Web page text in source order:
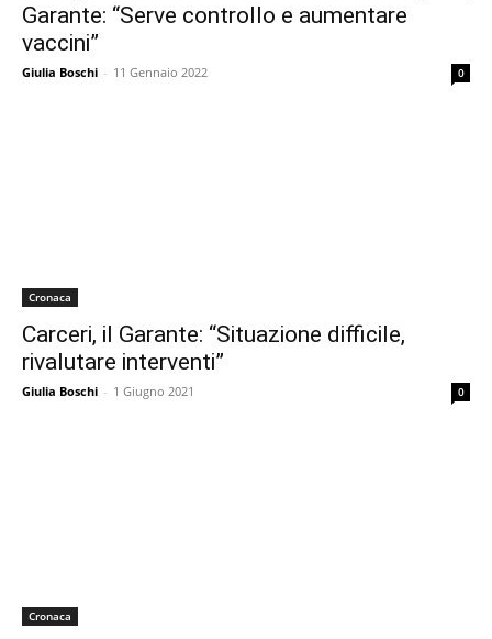
Garante: “Serve controllo e aumentare
vaccini”
Giulia Boschi - 11 Gennaio 2022 0
Cronaca
Carceri, il Garante: “Situazione difficile,
rivalutare interventi”
Giulia Boschi - 1 Giugno 2021 0
Cronaca